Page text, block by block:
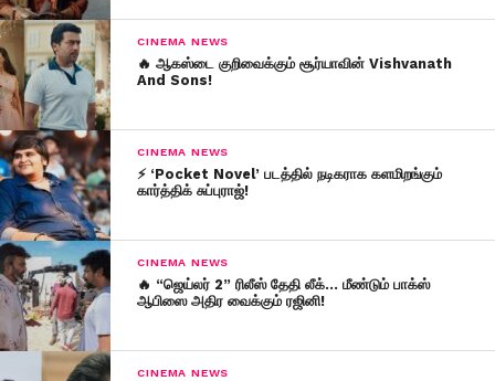
CINEMA NEWS
🔥 ஆகஸ்டை குறிவைக்கும் சூர்யாவின் Vishvanath
And Sons!
CINEMA NEWS
⚡ ‘Pocket Novel’ படத்தில் நடிகராக களமிறங்கும்
கார்த்திக் சுப்புராஜ்!
CINEMA NEWS
🔥 “ஜெய்லர் 2” ரிலீஸ் தேதி லீக்… மீண்டும் பாக்ஸ்
ஆபிஸை அதிர வைக்கும் ரஜினி!
CINEMA NEWS